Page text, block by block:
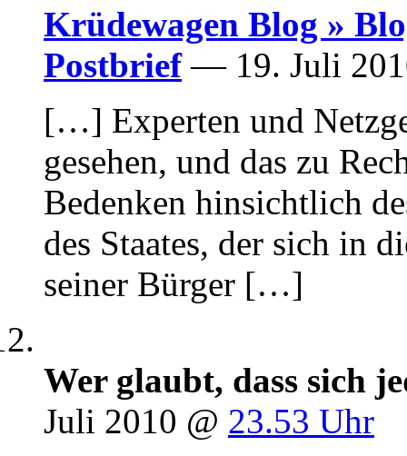
Krüdewagen Blog »
Postbrief— 19. Juli
[…] Experten und
gesehen, und das zu
Bedenken hinsichtlich
des Staates, der sich in
seiner Bürger […]
Wer glaubt, dass sich
Juli 2010 @ 23.53 Uhr